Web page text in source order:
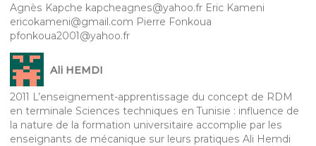
Agnès Kapche kapcheagnes@yahoo.fr Eric Kameni
ericokameni@gmail.com Pierre Fonkoua
pfonkoua2001@yahoo.fr
Ali HEMDI
2011 L’enseignement-apprentissage du concept de RDM
en terminale Sciences techniques en Tunisie : influence de
la nature de la formation universitaire accomplie par les
enseignants de mécanique sur leurs pratiques Ali Hemdi